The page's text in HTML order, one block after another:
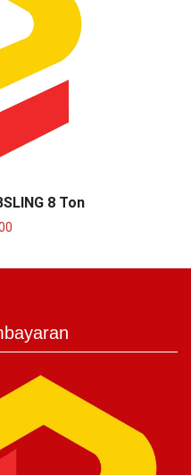
8 Ton